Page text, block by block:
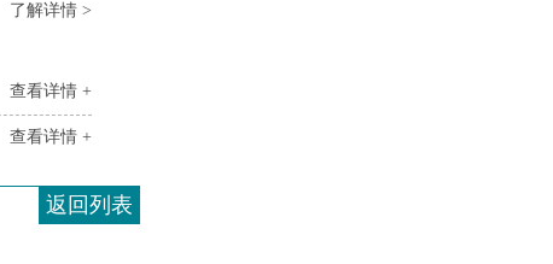
了解详情 >
查看详情 +
查看详情 +
返回列表